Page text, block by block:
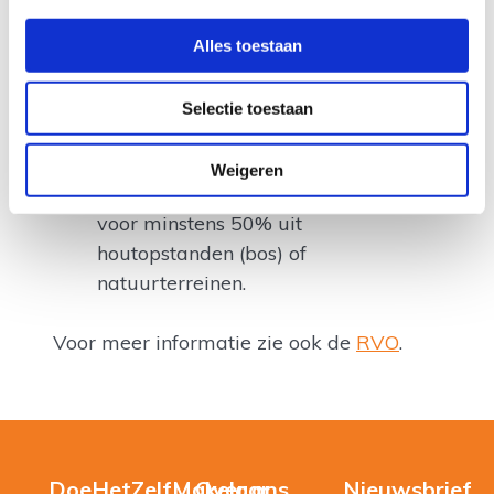
Alles toestaan
Selectie toestaan
Weigeren
historische buitenplaats van minder
dan 5 hectare groot, of een
zogenaamd aanleunlandgoed van
maximaal 1 hectare groot. Dit geldt
niet voor een zogenaamd aanleun-
of samenwerklandgoed tussen de 1
en 5 hectare groot. Deze bestaat
voor minstens 50% uit
houtopstanden (bos) of
natuurterreinen.
Voor meer informatie zie ook de RVO.